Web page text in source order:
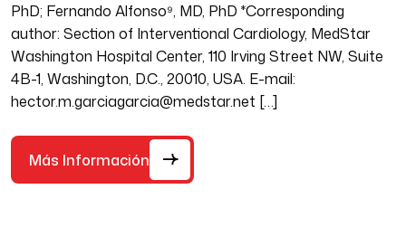
PhD; Fernando Alfonso⁹, MD, PhD *Corresponding
author: Section of Interventional Cardiology, MedStar
Washington Hospital Center, 110 Irving Street NW, Suite
4B-1, Washington, D.C., 20010, USA. E-mail:
hector.m.garciagarcia@medstar.net […]
Más Información